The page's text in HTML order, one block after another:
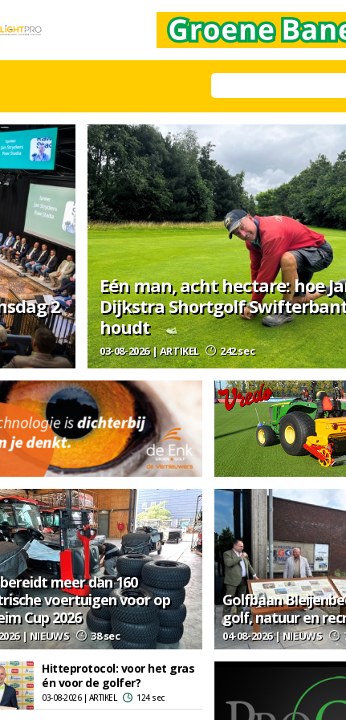
2
Eén man, acht hectare: hoe
Dijkstra Shortgolf
houdt
03-08-2026 | ARTIKEL 242 sec
meer dan 160
voertuigen voor op
Cup 2026
| NIEUWS 38 sec
Golfbaan
golf, natuur en
04-08-2026 | NIEUWS
Hitteprotocol: voor het gras
én voor de golfer?
03-08-2026 | ARTIKEL 124 sec